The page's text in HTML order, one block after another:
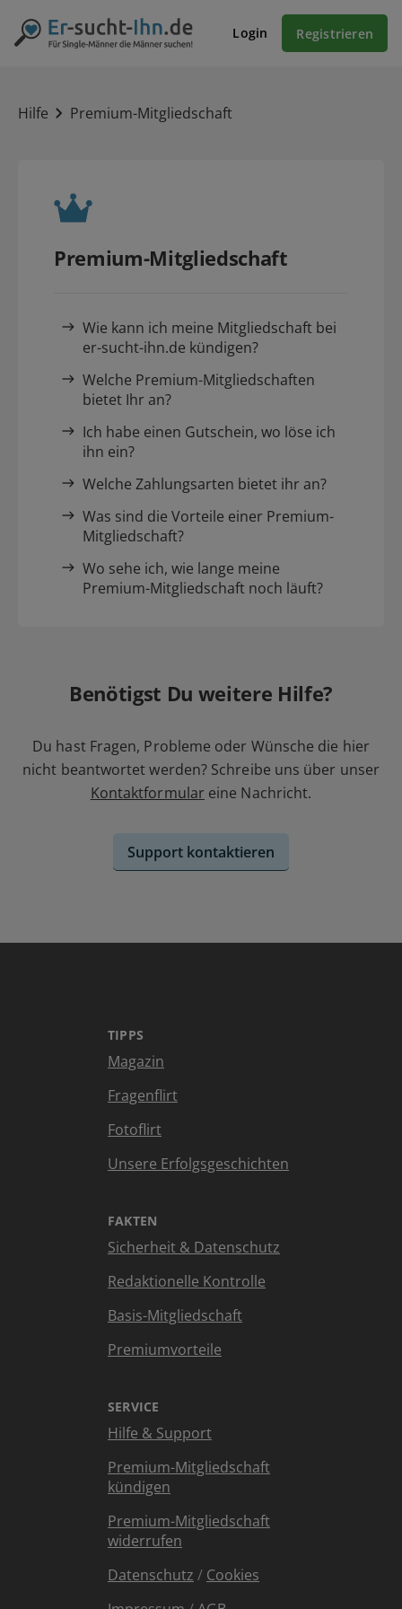
Login Registrieren
Hilfe Premium-Mitgliedschaft
Premium-Mitgliedschaft
Wie kann ich meine Mitgliedschaft bei
er-sucht-ihn.de kündigen?
Welche Premium-Mitgliedschaften
bietet Ihr an?
Ich habe einen Gutschein, wo löse ich
ihn ein?
Welche Zahlungsarten bietet ihr an?
Was sind die Vorteile einer Premium-
Mitgliedschaft?
Wo sehe ich, wie lange meine
Premium-Mitgliedschaft noch läuft?
Benötigst Du weitere Hilfe?
Du hast Fragen, Probleme oder Wünsche die hier
nicht beantwortet werden? Schreibe uns über unser
Kontaktformular eine Nachricht.
Support kontaktieren
TIPPS
Magazin
Fragenflirt
Fotoflirt
Unsere Erfolgsgeschichten
FAKTEN
Sicherheit & Datenschutz
Redaktionelle Kontrolle
Basis-Mitgliedschaft
Premiumvorteile
SERVICE
Hilfe & Support
Premium-Mitgliedschaft
kündigen
Premium-Mitgliedschaft
widerrufen
Datenschutz / Cookies